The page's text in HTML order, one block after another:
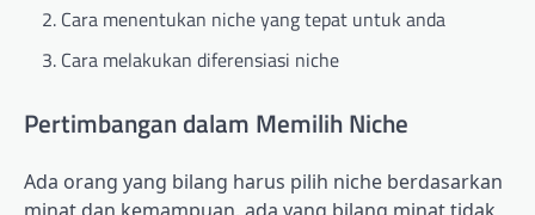
Cara menentukan niche yang tepat untuk anda
Cara melakukan diferensiasi niche
Pertimbangan dalam Memilih Niche
Ada orang yang bilang harus pilih niche berdasarkan